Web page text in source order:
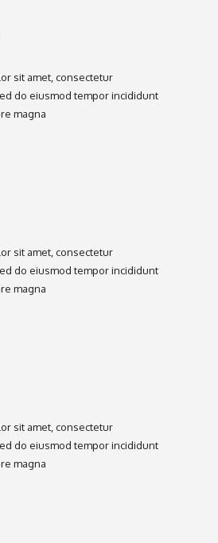
sit amet, consectetur
do eiusmod tempor incididunt
magna
sit amet, consectetur
do eiusmod tempor incididunt
magna
sit amet, consectetur
do eiusmod tempor incididunt
magna